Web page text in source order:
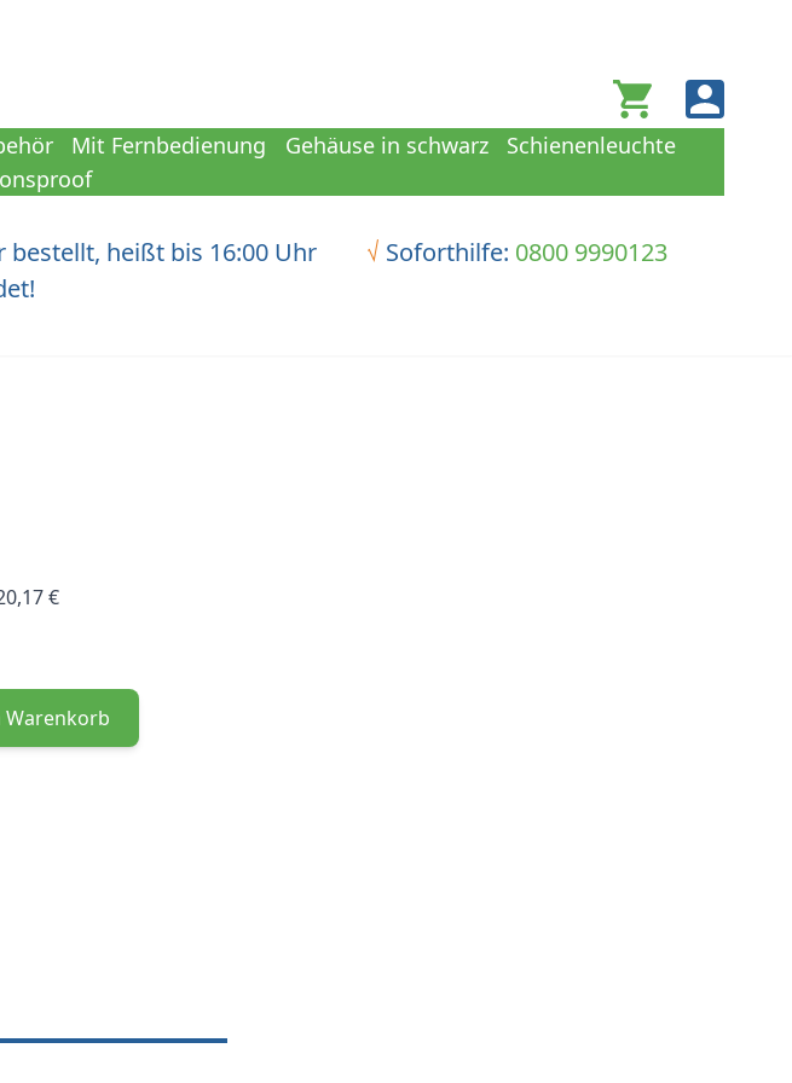
Warenkorb
bestellt, heißt bis 16:00 Uhr
√ Soforthilfe: 0800 9990123
Mit Fernbedienung Gehäuse in schwarz
Schienenleuchte
€
Warenkorb